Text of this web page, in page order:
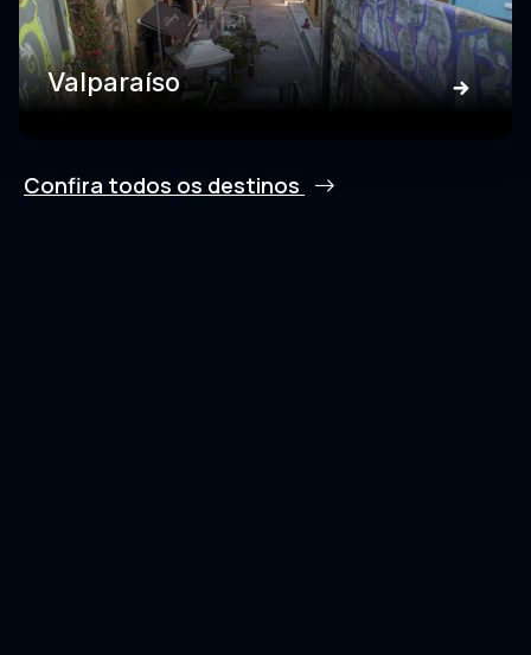
Valparaíso
Confira todos os destinos